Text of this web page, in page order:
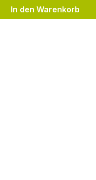
In den Warenkorb